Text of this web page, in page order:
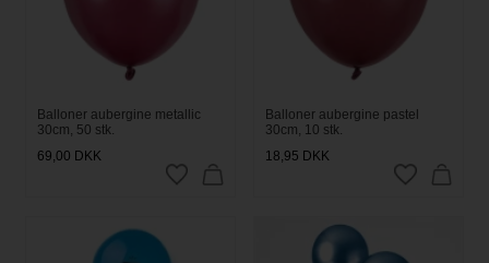
Balloner aubergine metallic
30cm, 50 stk.
69,00 DKK
Balloner aubergine pastel
30cm, 10 stk.
18,95 DKK